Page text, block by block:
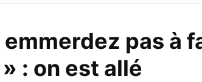
emmerdez pas à
: on est allé